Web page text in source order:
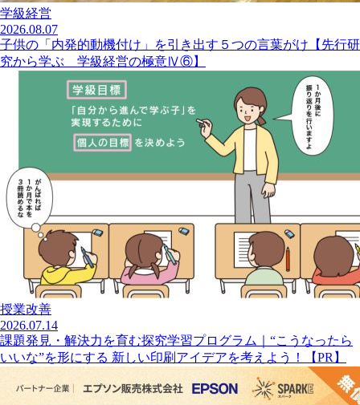
学級経営
2026.08.07
子供の「内発的動機付け」を引き出す５つの言葉がけ【先行研
究から学ぶ 学級経営の極意Ⅳ⑥】
授業改善
2026.07.14
課題発見・解決力を育む探究学習プログラム｜“こうなったら
いいな”を形にする 新しい印刷アイデアを考えよう！【PR】